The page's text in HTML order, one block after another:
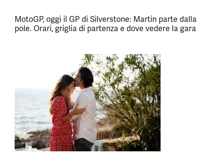
MotoGP, oggi il GP di Silverstone: Martin parte dalla
pole. Orari, griglia di partenza e dove vedere la gara